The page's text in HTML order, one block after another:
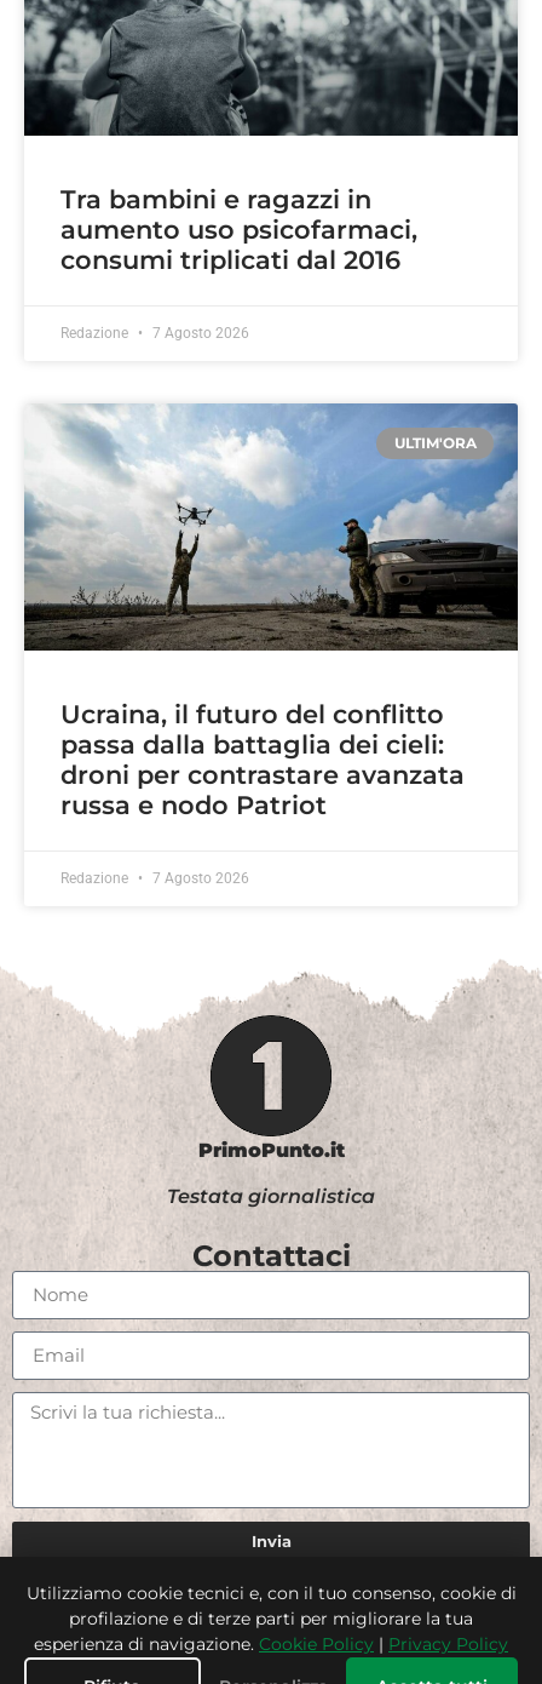
Tra bambini e ragazzi in
aumento uso psicofarmaci,
consumi triplicati dal 2016
Redazione 7 Agosto 2026
ULTIM'ORA
Ucraina, il futuro del conflitto
passa dalla battaglia dei cieli:
droni per contrastare avanzata
russa e nodo Patriot
Redazione 7 Agosto 2026
PrimoPunto.it
Testata giornalistica
Contattaci
Invia
Credits
Utilizziamo cookie tecnici e, con il tuo consenso, cookie di
profilazione e di terze parti per migliorare la tua
esperienza di navigazione. Cookie Policy | Privacy Policy